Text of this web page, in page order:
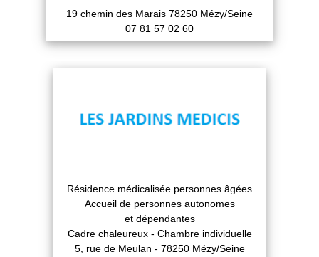
19 chemin des Marais 78250 Mézy/Seine
07 81 57 02 60
Résidence médicalisée personnes âgées
Accueil de personnes autonomes
et dépendantes
Cadre chaleureux - Chambre individuelle
5, rue de Meulan - 78250 Mézy/Seine